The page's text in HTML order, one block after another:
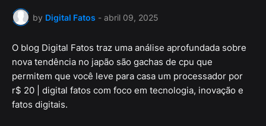
by Digital Fatos - abril 09, 2025
O blog Digital Fatos traz uma análise aprofundada sobre
nova tendência no japão são gachas de cpu que
permitem que você leve para casa um processador por
r$ 20 | digital fatos com foco em tecnologia, inovação e
fatos digitais.